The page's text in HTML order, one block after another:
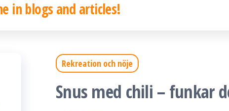
in blogs and articles!
Rekreation och nöje
Snus med chili – funkar